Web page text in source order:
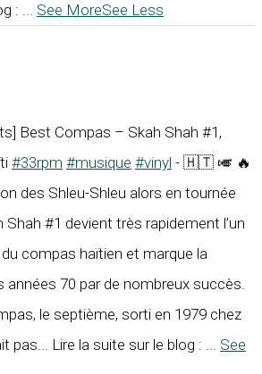
: See MoreSee Less
Best Compas – Skah Shah #1,
#33rpm #musique #vinyl - 🇭🇹 🎺 🔥
des Shleu-Shleu alors en tournée
Shah #1 devient très rapidement l’un
compas haïtien et marque la
années 70 par de nombreux succès.
le septième, sorti en 1979 chez
pas... Lire la suite sur le blog :
See